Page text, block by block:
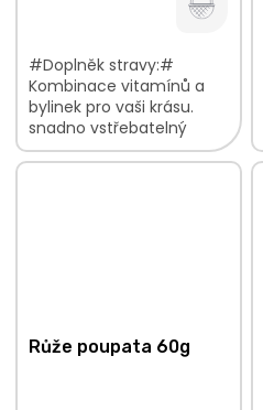
#Doplněk stravy:#
Kombinace vitamínů a
bylinek pro vaši krásu.
snadno vstřebatelný
komplex balení na 30-60
dnů, dle vaší denní
Růže poupata 60g